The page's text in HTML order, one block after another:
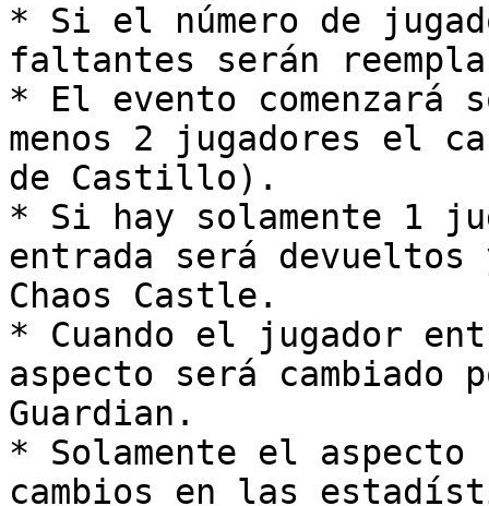
* Si el número de
faltantes serán
* El evento comenzará
menos 2 jugadores el
de Castillo).
* Si hay solamente 1
entrada será
Chaos Castle.
* Cuando el jugador
aspecto será cambiado
Guardian.
* Solamente el aspecto
cambios en las